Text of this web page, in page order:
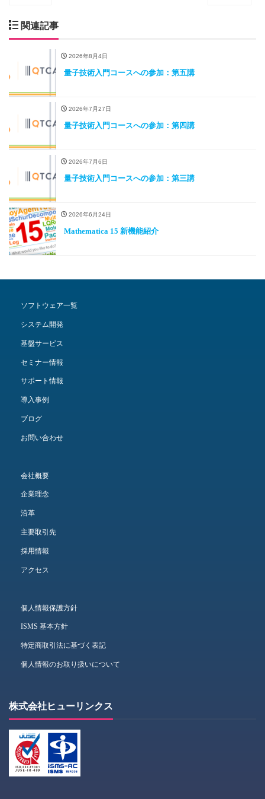
関連記事
2026年8月4日
量子技術入門コースへの参加：第五講
2026年7月27日
量子技術入門コースへの参加：第四講
2026年7月6日
量子技術入門コースへの参加：第三講
2026年6月24日
Mathematica 15 新機能紹介
ソフトウェア一覧
システム開発
基盤サービス
セミナー情報
サポート情報
導入事例
ブログ
お問い合わせ
会社概要
企業理念
沿革
主要取引先
採用情報
アクセス
個人情報保護方針
ISMS 基本方針
特定商取引法に基づく表記
個人情報のお取り扱いについて
株式会社ヒューリンクス